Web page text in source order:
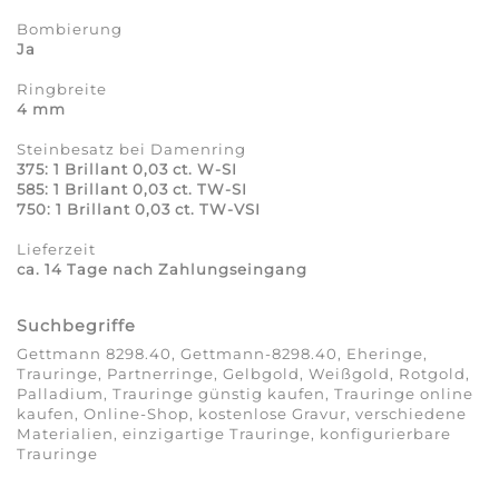
Bombierung
Ja
Ringbreite
4 mm
Steinbesatz bei Damenring
375: 1 Brillant 0,03 ct. W-SI
585: 1 Brillant 0,03 ct. TW-SI
750: 1 Brillant 0,03 ct. TW-VSI
Lieferzeit
ca. 14 Tage nach Zahlungseingang
Suchbegriffe
Gettmann 8298.40, Gettmann-8298.40, Eheringe,
Trauringe, Partnerringe, Gelbgold, Weißgold, Rotgold,
Palladium, Trauringe günstig kaufen, Trauringe online
kaufen, Online-Shop, kostenlose Gravur, verschiedene
Materialien, einzigartige Trauringe, konfigurierbare
Trauringe